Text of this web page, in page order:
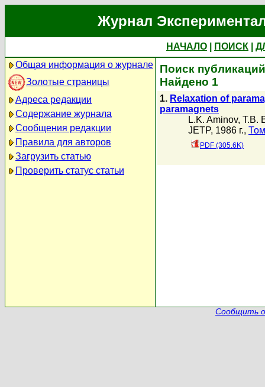
Журнал
НАЧАЛО ПОИСК
Общая информация о журнале
Золотые страницы
Адреса редакции
Содержание журнала
Сообщения редакции
Правила для авторов
Загрузить статью
Проверить статус статьи
Поиск
Найдено 1
1. Relaxation of
paramagnets
L.K. Aminov, T.B.
JETP, 1986 г.,
PDF (305.6K)
Сообщить о